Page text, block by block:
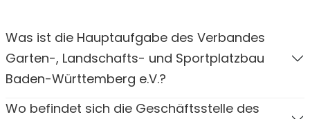
Was ist die Hauptaufgabe des Verbandes
Garten-, Landschafts- und Sportplatzbau
Baden-Württemberg e.V.?
Wo befindet sich die Geschäftsstelle des